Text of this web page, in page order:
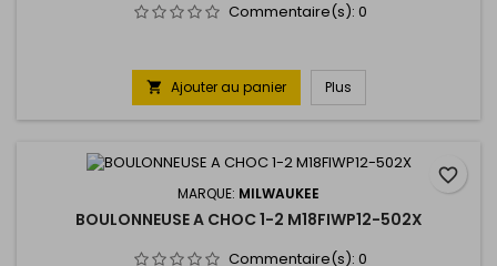
Commentaire(s): 0
 Ajouter au panier Plus
MARQUE: MILWAUKEE
BOULONNEUSE A CHOC 1-2 M18FIWP12-502X
Commentaire(s): 0
favorite_border